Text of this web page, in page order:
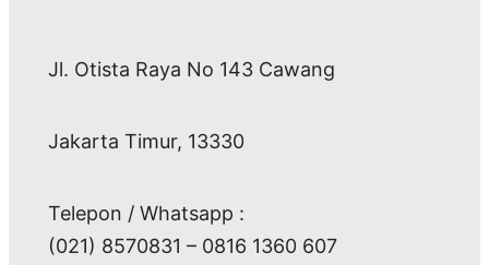
Jl. Otista Raya No 143 Cawang
Jakarta Timur, 13330
Telepon / Whatsapp :
(021) 8570831 – 0816 1360 607